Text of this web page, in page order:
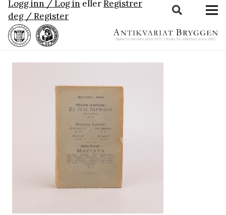
Logg inn / Log in ellerRegistrer
deg / Register